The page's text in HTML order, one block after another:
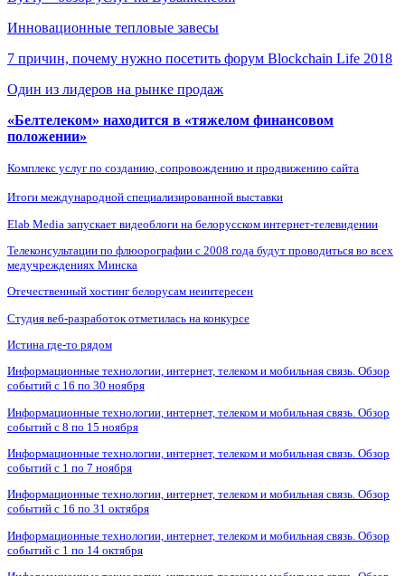
Инновационные тепловые завесы
7 причин, почему нужно посетить форум Blockchain Life 2018
Один из лидеров на рынке продаж
«Белтелеком» находится в «тяжелом финансовом
положении»
Комплекс услуг по созданию, сопровождению и продвижению сайта
Итоги международной специализированной выставки
Elab Media запускает видеоблоги на белорусском интернет-телевидении
Телеконсультации по флюорографии с 2008 года будут проводиться во всех
медучреждениях Минска
Отечественный хостинг белорусам неинтересен
Студия веб-разработок отметилась на конкурсе
Истина где-то рядом
Информационные технологии, интернет, телеком и мобильная связь. Обзор
событий с 16 по 30 ноября
Информационные технологии, интернет, телеком и мобильная связь. Обзор
событий с 8 по 15 ноября
Информационные технологии, интернет, телеком и мобильная связь. Обзор
событий с 1 по 7 ноября
Информационные технологии, интернет, телеком и мобильная связь. Обзор
событий с 16 по 31 октября
Информационные технологии, интернет, телеком и мобильная связь. Обзор
событий с 1 по 14 октября